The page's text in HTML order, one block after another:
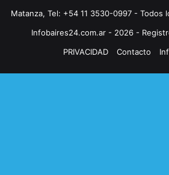
Matanza, Tel: +54 11 3530-0997 - Todos
Infobaires24.com.ar - 2026 -
PRIVACIDAD
Contacto